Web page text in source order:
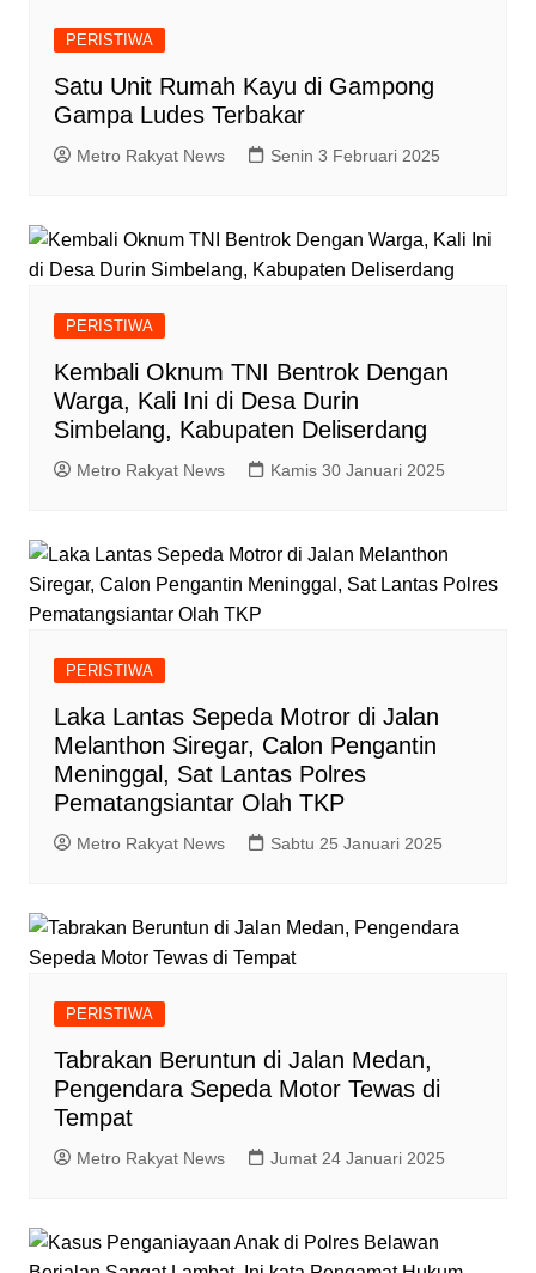
PERISTIWA
Satu Unit Rumah Kayu di Gampong
Gampa Ludes Terbakar
Metro Rakyat News Senin 3 Februari 2025
PERISTIWA
Kembali Oknum TNI Bentrok Dengan
Warga, Kali Ini di Desa Durin
Simbelang, Kabupaten Deliserdang
Metro Rakyat News Kamis 30 Januari 2025
PERISTIWA
Laka Lantas Sepeda Motror di Jalan
Melanthon Siregar, Calon Pengantin
Meninggal, Sat Lantas Polres
Pematangsiantar Olah TKP
Metro Rakyat News Sabtu 25 Januari 2025
PERISTIWA
Tabrakan Beruntun di Jalan Medan,
Pengendara Sepeda Motor Tewas di
Tempat
Metro Rakyat News Jumat 24 Januari 2025